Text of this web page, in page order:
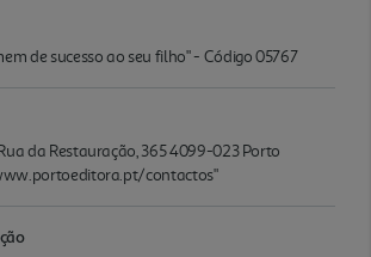
de sucesso ao seu filho" - Código 05767
da Restauração, 365 4099-023 Porto
contactos"